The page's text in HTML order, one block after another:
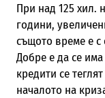
При над 125 хил.
години,
същото време е с
Добре е да се
кредити се
началото на